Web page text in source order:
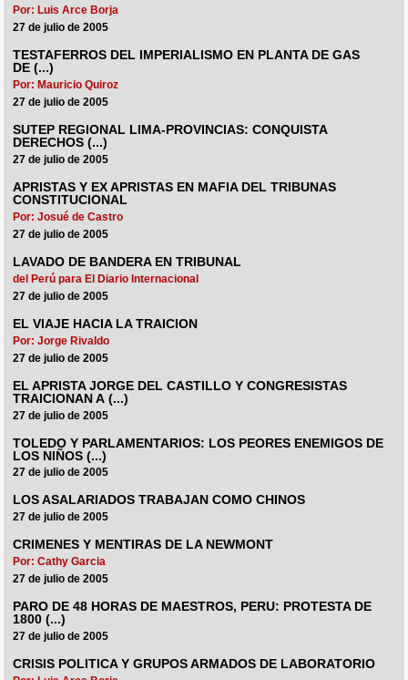
Por: Luis Arce Borja
27 de julio de 2005
TESTAFERROS DEL IMPERIALISMO EN PLANTA DE GAS
DE (...)
Por: Mauricio Quiroz
27 de julio de 2005
SUTEP REGIONAL LIMA-PROVINCIAS: CONQUISTA
DERECHOS (...)
27 de julio de 2005
APRISTAS Y EX APRISTAS EN MAFIA DEL TRIBUNAS
CONSTITUCIONAL
Por: Josué de Castro
27 de julio de 2005
LAVADO DE BANDERA EN TRIBUNAL
del Perú para El Diario Internacional
27 de julio de 2005
EL VIAJE HACIA LA TRAICION
Por: Jorge Rivaldo
27 de julio de 2005
EL APRISTA JORGE DEL CASTILLO Y CONGRESISTAS
TRAICIONAN A (...)
27 de julio de 2005
TOLEDO Y PARLAMENTARIOS: LOS PEORES ENEMIGOS DE
LOS NIÑOS (...)
27 de julio de 2005
LOS ASALARIADOS TRABAJAN COMO CHINOS
27 de julio de 2005
CRIMENES Y MENTIRAS DE LA NEWMONT
Por: Cathy Garcia
27 de julio de 2005
PARO DE 48 HORAS DE MAESTROS, PERU: PROTESTA DE
1800 (...)
27 de julio de 2005
CRISIS POLITICA Y GRUPOS ARMADOS DE LABORATORIO